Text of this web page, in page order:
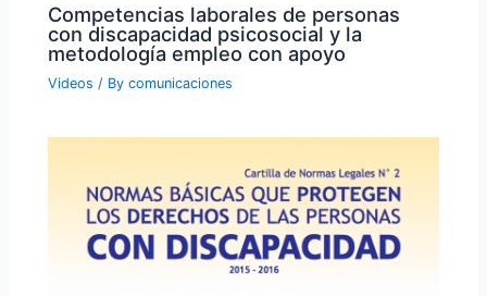
Competencias laborales de personas
con discapacidad psicosocial y la
metodología empleo con apoyo
Videos / Bycomunicaciones